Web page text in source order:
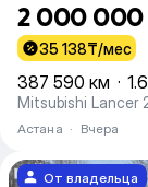
2 000 000
35 138₸/мес
387 590 км ·
Mitsubishi Lancer
Астана · Вчера
От владельца